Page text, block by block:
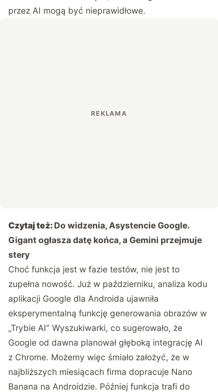
przez AI mogą być nieprawidłowe.
Czytaj też:Do widzenia, Asystencie Google.
Gigant ogłasza datę końca, a Gemini przejmuje
stery
Choć funkcja jest w fazie testów, nie jest to
zupełna nowość. Już w październiku, analiza kodu
aplikacji Google dla Androida ujawniła
eksperymentalną funkcję generowania obrazów w
„Trybie AI” Wyszukiwarki, co sugerowało, że
Google od dawna planował głęboką integrację AI
z Chrome. Możemy więc śmiało założyć, że w
najbliższych miesiącach firma dopracuje Nano
Banana na Androidzie. Później funkcja trafi do